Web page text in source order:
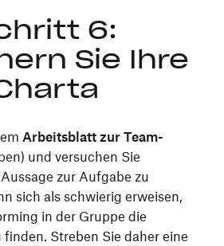
6:
Sie Ihre
Arbeitsblatt zur Team-
und versuchen Sie
zur Aufgabe zu
sich als schwierig erweisen,
in der Gruppe die
finden. Streben Sie daher eine